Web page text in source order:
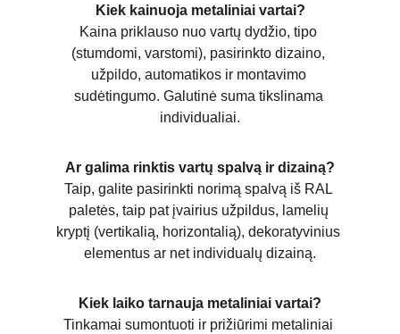
Kiek kainuoja metaliniai vartai?
Kaina priklauso nuo vartų dydžio, tipo
(stumdomi, varstomi), pasirinkto dizaino,
užpildo, automatikos ir montavimo
sudėtingumo. Galutinė suma tikslinama
individualiai.
Ar galima rinktis vartų spalvą ir dizainą?
Taip, galite pasirinkti norimą spalvą iš RAL
paletės, taip pat įvairius užpildus, lamelių
kryptį (vertikalią, horizontalią), dekoratyvinius
elementus ar net individualų dizainą.
Kiek laiko tarnauja metaliniai vartai?
Tinkamai sumontuoti ir prižiūrimi metaliniai